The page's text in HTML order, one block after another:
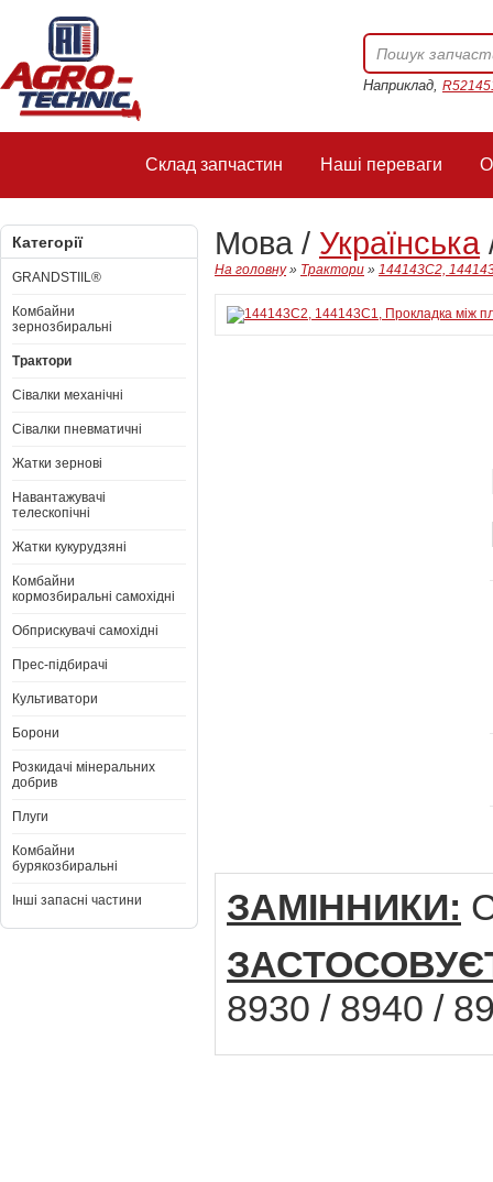
Наприклад,
Склад запчастин Наші переваги
Категорії
GRANDSTIIL®
Комбайни
зернозбиральні
Трактори
Сівалки механічні
Сівалки пневматичні
Жатки зернові
Навантажувачі
телескопічні
Жатки кукурудзяні
Комбайни
кормозбиральні самохідні
Обприскувачі самохідні
Прес-підбирачі
Культиватори
Борони
Розкидачі мінеральних
добрив
Плуги
Комбайни
бурякозбиральні
Інші запасні частини
Мова / Українська
На головну» Трактори » 144143C2,
ЗАМІННИКИ:
8930 / 8940 /